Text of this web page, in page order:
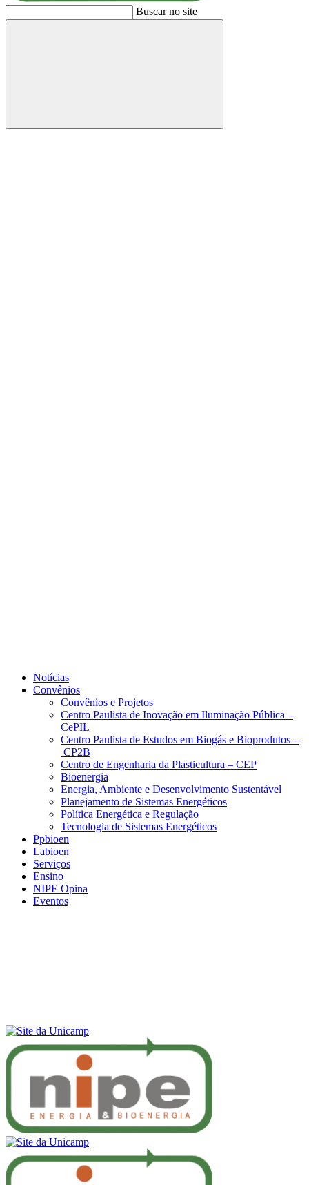
Buscar no site
Buscar
Notícias
Convênios
Convênios e Projetos
Centro Paulista de Inovação em Iluminação Pública –
CePIL
Centro Paulista de Estudos em Biogás e Bioprodutos –
CP2B
Centro de Engenharia da Plasticultura – CEP
Bioenergia
Energia, Ambiente e Desenvolvimento Sustentável
Planejamento de Sistemas Energéticos
Política Energética e Regulação
Tecnologia de Sistemas Energéticos
Ppbioen
Labioen
Serviços
Ensino
NIPE Opina
Eventos